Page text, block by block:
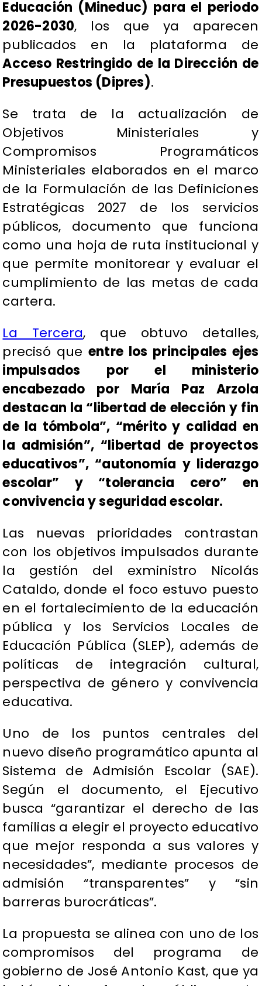
Educación (Mineduc) para el periodo
2026-2030, los que ya aparecen
publicados en la plataforma de
Acceso Restringido de la Dirección de
Presupuestos (Dipres).
Se trata de la actualización de
Objetivos Ministeriales y
Compromisos Programáticos
Ministeriales elaborados en el marco
de la Formulación de las Definiciones
Estratégicas 2027 de los servicios
públicos, documento que funciona
como una hoja de ruta institucional y
que permite monitorear y evaluar el
cumplimiento de las metas de cada
cartera.
La Tercera, que obtuvo detalles,
precisó queentre los principales ejes
impulsados por el ministerio
encabezado por María Paz Arzola
destacan la “libertad de elección y fin
de la tómbola”, “mérito y calidad en
la admisión”, “libertad de proyectos
educativos”, “autonomía y liderazgo
escolar” y “tolerancia cero” en
convivencia y seguridad escolar.
Las nuevas prioridades contrastan
con los objetivos impulsados durante
la gestión del exministro Nicolás
Cataldo, donde el foco estuvo puesto
en el fortalecimiento de la educación
pública y los Servicios Locales de
Educación Pública (SLEP), además de
políticas de integración cultural,
perspectiva de género y convivencia
educativa.
Uno de los puntos centrales del
nuevo diseño programático apunta al
Sistema de Admisión Escolar (SAE).
Según el documento, el Ejecutivo
busca “garantizar el derecho de las
familias a elegir el proyecto educativo
que mejor responda a sus valores y
necesidades”, mediante procesos de
admisión “transparentes” y “sin
barreras burocráticas”.
La propuesta se alinea con uno de los
compromisos del programa de
gobierno de José Antonio Kast, que ya